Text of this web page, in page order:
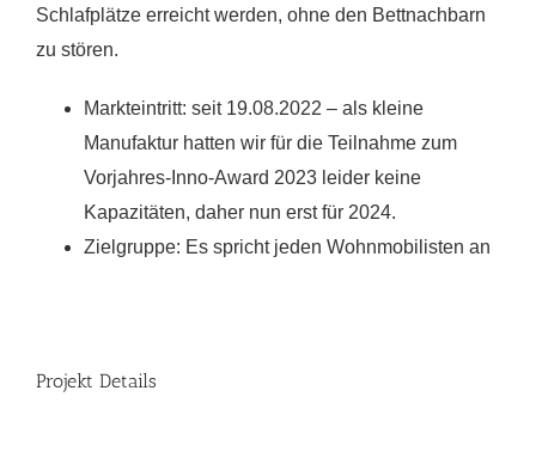
Schlafplätze erreicht werden, ohne den Bettnachbarn
zu stören.
Markteintritt: seit 19.08.2022 – als kleine
Manufaktur hatten wir für die Teilnahme zum
Vorjahres-Inno-Award 2023 leider keine
Kapazitäten, daher nun erst für 2024.
Zielgruppe: Es spricht jeden Wohnmobilisten an
Projekt Details